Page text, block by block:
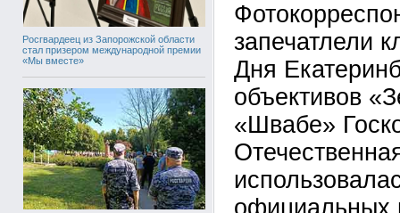
Росгвардеец из Запорожской области
стал призером международной премии
«Мы вместе»
запечатлели
Дня
объективов
«Швабе»
официальных